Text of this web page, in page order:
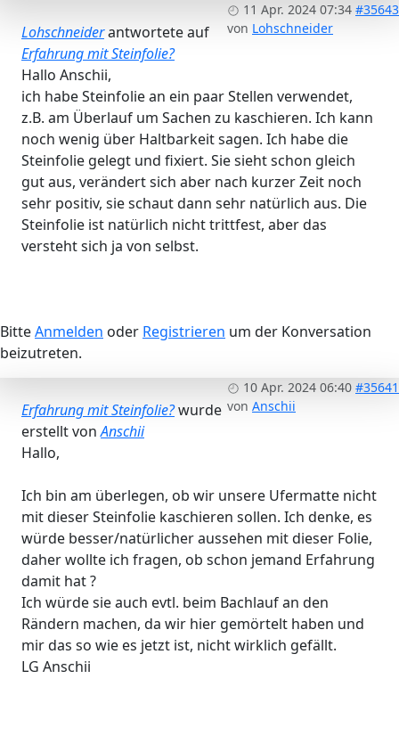
11 Apr. 2024 07:34 #35643
von Lohschneider
Lohschneiderantwortete auf
Erfahrung mit Steinfolie?
Hallo Anschii,
ich habe Steinfolie an ein paar Stellen verwendet,
z.B. am Überlauf um Sachen zu kaschieren. Ich kann
noch wenig über Haltbarkeit sagen. Ich habe die
Steinfolie gelegt und fixiert. Sie sieht schon gleich
gut aus, verändert sich aber nach kurzer Zeit noch
sehr positiv, sie schaut dann sehr natürlich aus. Die
Steinfolie ist natürlich nicht trittfest, aber das
versteht sich ja von selbst.
BitteAnmelden oder Registrieren um der Konversation
beizutreten.
10 Apr. 2024 06:40 #35641
von Anschii
Erfahrung mit Steinfolie?wurde
erstellt vonAnschii
Hallo,
Ich bin am überlegen, ob wir unsere Ufermatte nicht
mit dieser Steinfolie kaschieren sollen. Ich denke, es
würde besser/natürlicher aussehen mit dieser Folie,
daher wollte ich fragen, ob schon jemand Erfahrung
damit hat ?
Ich würde sie auch evtl. beim Bachlauf an den
Rändern machen, da wir hier gemörtelt haben und
mir das so wie es jetzt ist, nicht wirklich gefällt.
LG Anschii